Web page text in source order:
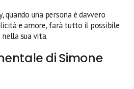
quando una persona è davvero
e amore, farà tutto il possibile
sua vita.
di Simone